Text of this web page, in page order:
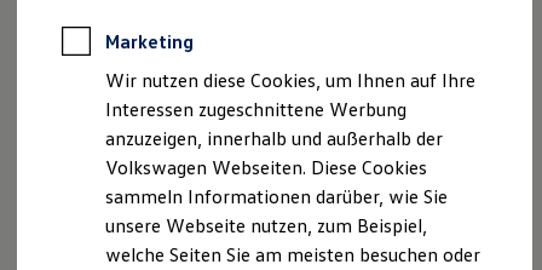
Notdienst und Pannenhilfe
Software, Konnektivität & Apps
California App
VW Connect für Ihren ID. Buzz
VW Connect für Ihren Transporter/Caravelle
VW Connect für Ihren Amarok
VW Connect für andere Modelle
Connect Pro
Fleet Interface Data
Multistop Pathfinder
Übersicht Software Updates
Hinweis gemäß § 36
Verbraucherstreitbeilegungsgesetz (VSBG)
Wir sind zur Teilnahme an einem
Streitbeilegungsverfahren vor einer
Verbraucherschlichtungsstelle weder bereit noch dazu
verpflichtet.
Marketing
Wir nutzen diese Cookies, um Ihnen auf Ihre
Interessen zugeschnittene Werbung
anzuzeigen, innerhalb und außerhalb der
Volkswagen Webseiten. Diese Cookies
sammeln Informationen darüber, wie Sie
unsere Webseite nutzen, zum Beispiel,
welche Seiten Sie am meisten besuchen oder